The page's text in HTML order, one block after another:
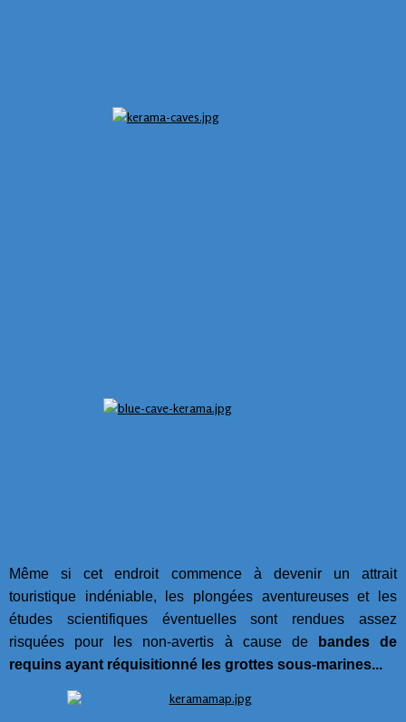
Même si cet endroit commence à devenir un attrait
touristique indéniable, les plongées aventureuses et les
études scientifiques éventuelles sont rendues assez
risquées pour les non-avertis à cause de
bandes de
requins ayant réquisitionné les grottes sous-marines...